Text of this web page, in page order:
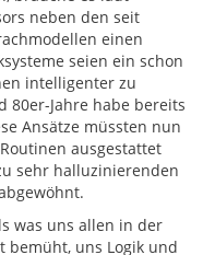
neben den seit
einen
seien ein schon
intelligenter zu
80er-Jahre habe bereits
Ansätze müssten nun
ausgestattet
sehr halluzinierenden
was uns allen in der
bemüht, uns Logik und